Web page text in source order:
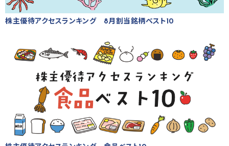
株主優待アクセスランキング 8月割当銘柄ベスト10